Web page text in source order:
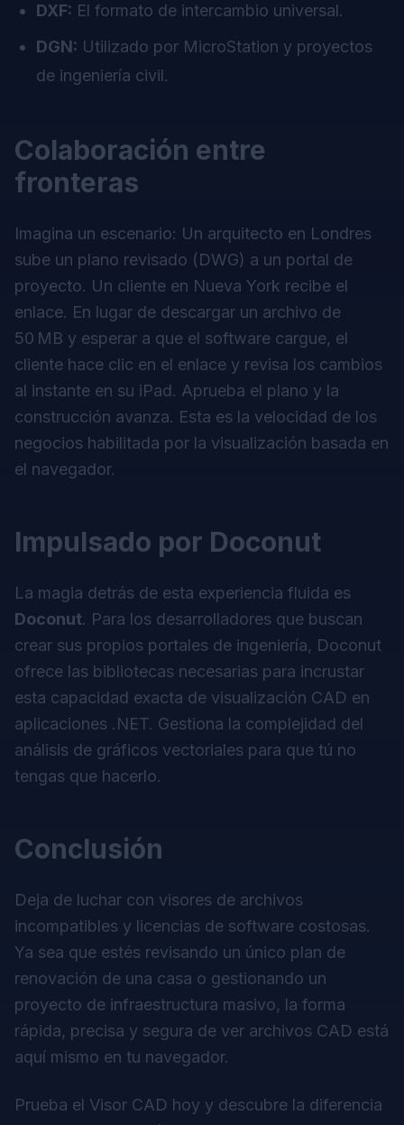
DXF: El formato de intercambio universal.
DGN: Utilizado por MicroStation y proyectos
de ingeniería civil.
Colaboración entre
fronteras
Imagina un escenario: Un arquitecto en Londres
sube un plano revisado (DWG) a un portal de
proyecto. Un cliente en Nueva York recibe el
enlace. En lugar de descargar un archivo de
50 MB y esperar a que el software cargue, el
cliente hace clic en el enlace y revisa los cambios
al instante en su iPad. Aprueba el plano y la
construcción avanza. Esta es la velocidad de los
negocios habilitada por la visualización basada en
el navegador.
Impulsado por Doconut
La magia detrás de esta experiencia fluida es
Doconut. Para los desarrolladores que buscan
crear sus propios portales de ingeniería, Doconut
ofrece las bibliotecas necesarias para incrustar
esta capacidad exacta de visualización CAD en
aplicaciones .NET. Gestiona la complejidad del
análisis de gráficos vectoriales para que tú no
tengas que hacerlo.
Conclusión
Deja de luchar con visores de archivos
incompatibles y licencias de software costosas.
Ya sea que estés revisando un único plan de
renovación de una casa o gestionando un
proyecto de infraestructura masivo, la forma
rápida, precisa y segura de ver archivos CAD está
aquí mismo en tu navegador.
Prueba el Visor CAD hoy y descubre la diferencia